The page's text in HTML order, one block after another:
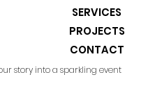
PROJECTS
SERVICES
CONTACT
story into a sparkling event